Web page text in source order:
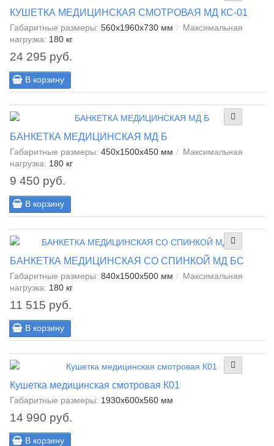
КУШЕТКА МЕДИЦИНСКАЯ СМОТРОВАЯ МД КС-01
Габаритные размеры: 560x1960x730 мм
Максимальная
нагрузка: 180 кг
24 295 руб.
В корзину
БАНКЕТКА МЕДИЦИНСКАЯ МД Б
Габаритные размеры: 450x1500x450 мм
Максимальная
нагрузка: 180 кг
9 450 руб.
В корзину
БАНКЕТКА МЕДИЦИНСКАЯ СО СПИНКОЙ МД БС
Габаритные размеры: 840x1500x500 мм
Максимальная
нагрузка: 180 кг
11 515 руб.
В корзину
Кушетка медицинская смотровая К01
Габаритные размеры: 1930х600х560 мм
14 990 руб.
В корзину